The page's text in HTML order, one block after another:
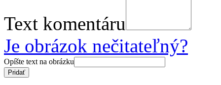
Text komentáru
Je obrázok nečitateľný?
Opíšte text na obrázku